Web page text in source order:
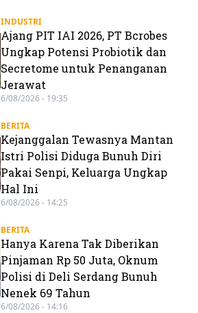
INDUSTRI
Ajang PIT IAI 2026, PT Bcrobes
Ungkap Potensi Probiotik dan
Secretome untuk Penanganan
Jerawat
6/08/2026 - 19:35
BERITA
Kejanggalan Tewasnya Mantan
Istri Polisi Diduga Bunuh Diri
Pakai Senpi, Keluarga Ungkap
Hal Ini
6/08/2026 - 14:25
BERITA
Hanya Karena Tak Diberikan
Pinjaman Rp 50 Juta, Oknum
Polisi di Deli Serdang Bunuh
Nenek 69 Tahun
6/08/2026 - 14:16